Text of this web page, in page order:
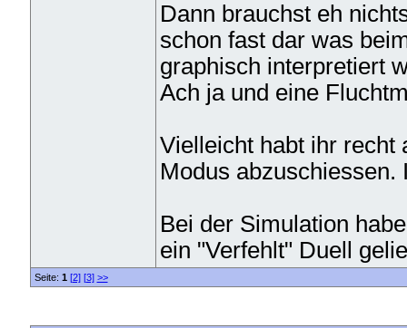
Dann brauchst eh
schon fast dar was
graphisch interpretiert
Ach ja und eine
Vielleicht habt ihr recht
Modus abzuschiessen.
Bei der Simulation
ein "Verfehlt" Duell
Seite: 1 [2] [3] >>